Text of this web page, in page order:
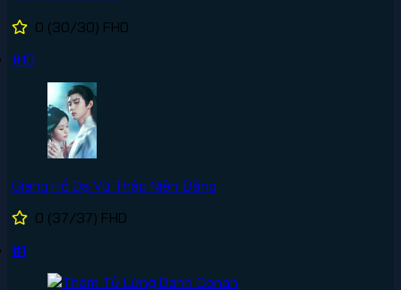
0 (30/30) FHD
#10
Giang Hồ Dạ Vũ Thập Niên Đăng
0 (37/37) FHD
#1